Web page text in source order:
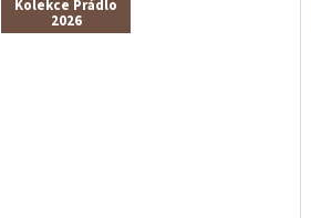
Kolekce Prádlo
2026